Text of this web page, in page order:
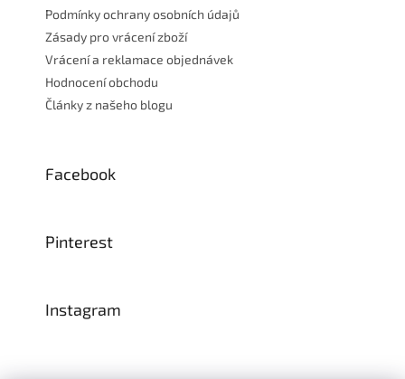
Podmínky ochrany osobních údajů
Zásady pro vrácení zboží
Vrácení a reklamace objednávek
Hodnocení obchodu
Články z našeho blogu
Facebook
Pinterest
Instagram